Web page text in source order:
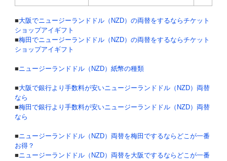
■大阪でニュージーランドドル（NZD）の両替をするならチケット
ショップアイギフト
■梅田でニュージーランドドル（NZD）の両替をするならチケット
ショップアイギフト
■ ニュージーランドドル（NZD）紙幣の種類
■大阪で銀行より手数料が安いニュージーランドドル（NZD）両替
なら
■梅田で銀行より手数料が安いニュージーランドドル（NZD）両替
なら
■ ニュージーランドドル（NZD）両替を梅田でするならどこが一番
お得？
■ ニュージーランドドル（NZD）両替を大阪でするならどこが一番